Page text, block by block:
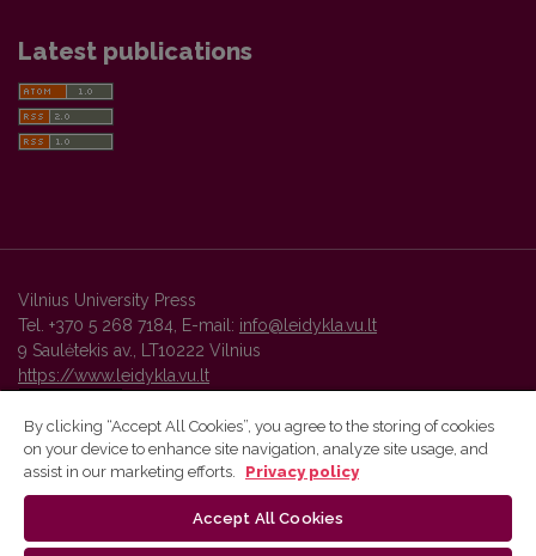
Latest publications
Vilnius University Press
Tel. +370 5 268 7184, E-mail: info@leidykla.vu.lt
9 Saulėtekis av., LT10222 Vilnius
https://www.leidykla.vu.lt
Vilnius University Press platform and metadata are distributed by
By clicking “Accept All Cookies”, you agree to the storing of cookies
on your device to enhance site navigation, analyze site usage, and
assist in our marketing efforts.
Privacy policy
Accept All Cookies